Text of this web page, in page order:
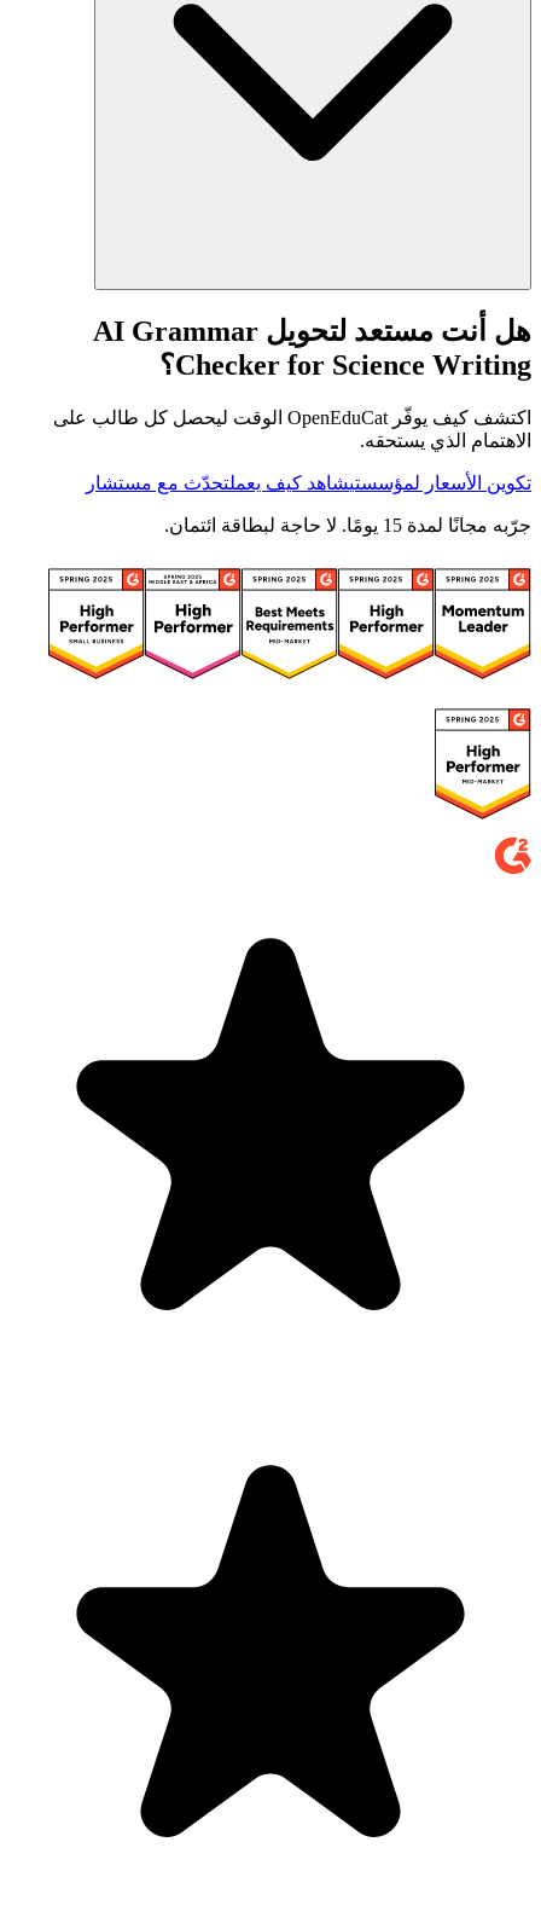
هل أنت مستعد لتحويل AI Grammar
Checker for Science Writing؟
اكتشف كيف يوفّر OpenEduCat الوقت ليحصل كل طالب على
الاهتمام الذي يستحقه.
تكوين الأسعار لمؤسستيشاهد كيف يعملتحدّث مع مستشار
جرّبه مجانًا لمدة 15 يومًا. لا حاجة لبطاقة ائتمان.